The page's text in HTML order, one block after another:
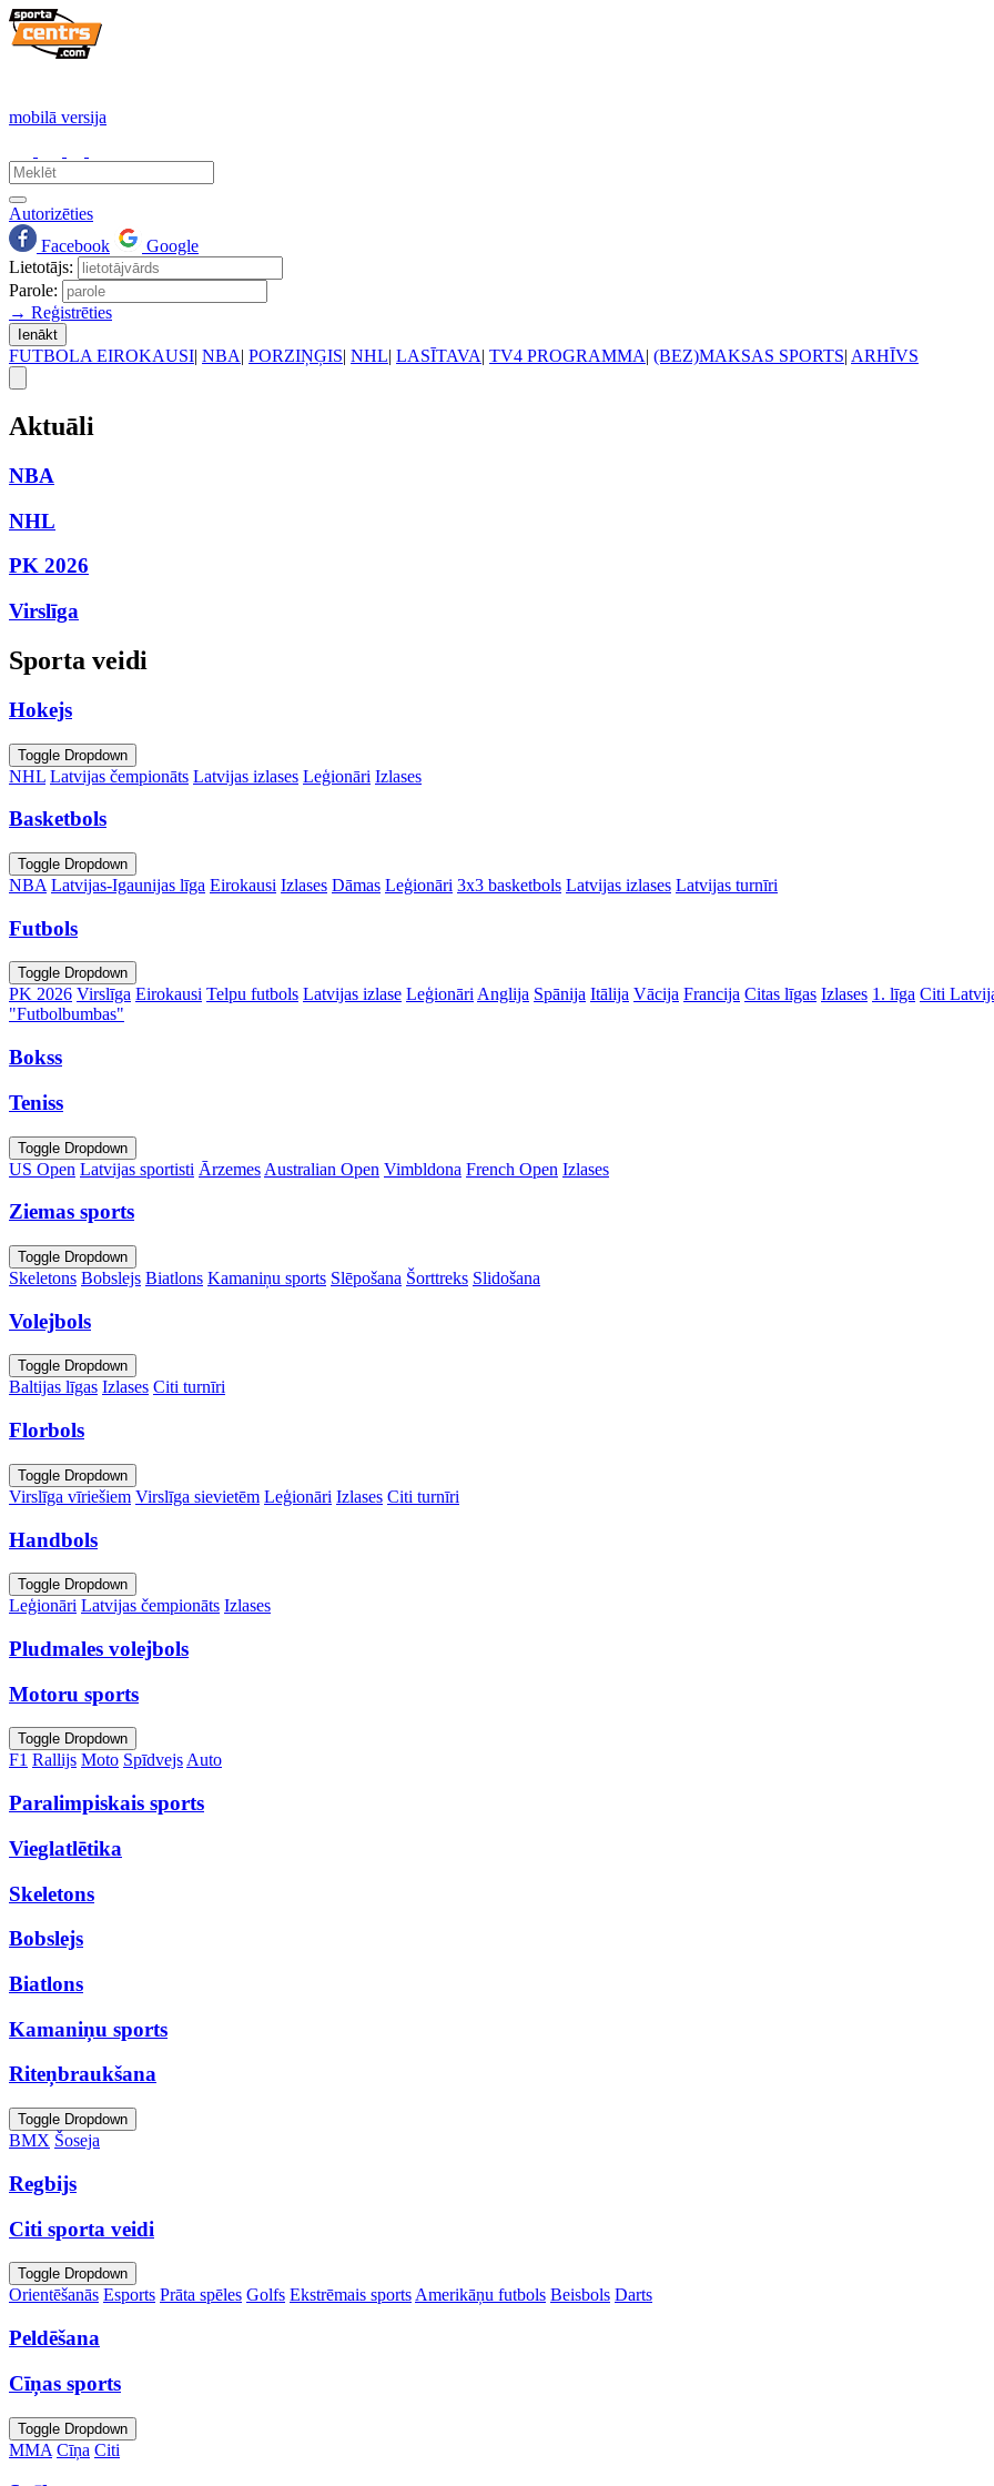
mobilā versija
Autorizēties
Facebook
Google
Lietotājs:
Parole:
→ Reģistrēties
Ienākt
FUTBOLA EIROKAUSI| NBA| PORZIŅĢIS| NHL| LASĪTAVA| TV4 PROGRAMMA| (BEZ)MAKSAS SPORTS| ARHĪVS
Aktuāli
NBA
NHL
PK 2026
Virslīga
Sporta veidi
Hokejs
Toggle Dropdown
NHL Latvijas čempionāts Latvijas izlases Leģionāri Izlases
Basketbols
Toggle Dropdown
NBA Latvijas-Igaunijas līga Eirokausi Izlases Dāmas Leģionāri 3x3 basketbols Latvijas izlases Latvijas turnīri
Futbols
Toggle Dropdown
PK 2026 Virslīga Eirokausi Telpu futbols Latvijas izlase Leģionāri Anglija Spānija Itālija Vācija Francija Citas līgas Izlases 1. līga Citi
"Futbolbumbas"
Bokss
Teniss
Toggle Dropdown
US Open Latvijas sportisti Ārzemes Australian Open Vimbldona French Open Izlases
Ziemas sports
Toggle Dropdown
Skeletons Bobslejs Biatlons Kamaniņu sports Slēpošana Šorttreks Slidošana
Volejbols
Toggle Dropdown
Baltijas līgas Izlases Citi turnīri
Florbols
Toggle Dropdown
Virslīga vīriešiem Virslīga sievietēm Leģionāri Izlases Citi turnīri
Handbols
Toggle Dropdown
Leģionāri Latvijas čempionāts Izlases
Pludmales volejbols
Motoru sports
Toggle Dropdown
F1 Rallijs Moto SpīdvejsAuto
Paralimpiskais sports
Vieglatlētika
Skeletons
Bobslejs
Biatlons
Kamaniņu sports
Riteņbraukšana
Toggle Dropdown
BMX Šoseja
Regbijs
Citi sporta veidi
Toggle Dropdown
Orientēšanās Esports Prāta spēles Golfs Ekstrēmais sports Amerikāņu futbols Beisbols Darts
Peldēšana
Cīņas sports
Toggle Dropdown
MMA Cīņa Citi